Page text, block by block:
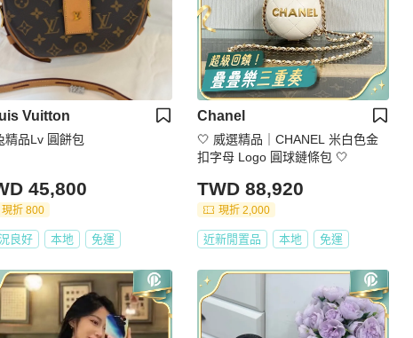
Vuitton
精品Lv 圓餅包
45,800
現折 800
良好 本地 免運
Chanel
🤍 威選精品｜CHANEL 米白色金
扣字母 Logo 圓球鏈條包 🤍
TWD 88,920
現折 2,000
近新閒置品 本地 免運